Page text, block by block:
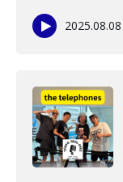
2025.08.08